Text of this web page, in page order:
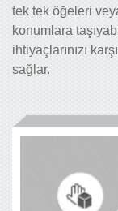
tek tek öğeleri
konumlara
ihtiyaçlarınızı
sağlar.